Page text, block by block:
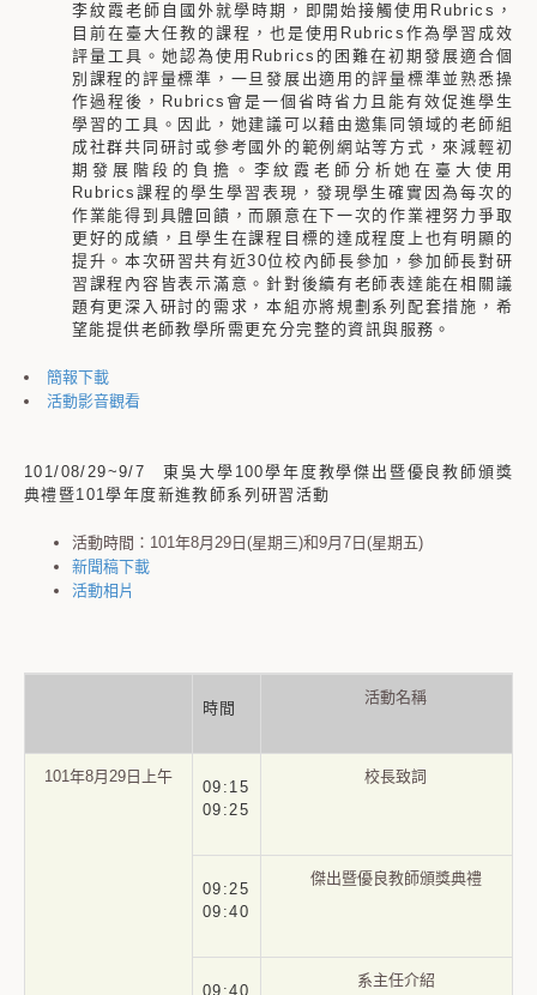
李紋霞老師自國外就學時期，即開始接觸使用Rubrics，
目前在臺大任教的課程，也是使用Rubrics作為學習成效
評量工具。她認為使用Rubrics的困難在初期發展適合個
別課程的評量標準，一旦發展出適用的評量標準並熟悉操
作過程後，Rubrics會是一個省時省力且能有效促進學生
學習的工具。因此，她建議可以藉由邀集同領域的老師組
成社群共同研討或參考國外的範例網站等方式，來減輕初
期發展階段的負擔。李紋霞老師分析她在臺大使用
Rubrics課程的學生學習表現，發現學生確實因為每次的
作業能得到具體回饋，而願意在下一次的作業裡努力爭取
更好的成績，且學生在課程目標的達成程度上也有明顯的
提升。本次研習共有近30位校內師長參加，參加師長對研
習課程內容皆表示滿意。針對後續有老師表達能在相關議
題有更深入研討的需求，本組亦將規劃系列配套措施，希
望能提供老師教學所需更充分完整的資訊與服務。
簡報下載
活動影音觀看
101/08/29~9/7 東吳大學100學年度教學傑出暨優良教師頒獎
典禮暨101學年度新進教師系列研習活動
活動時間：101年8月29日(星期三)和9月7日(星期五)
新聞稿下載
活動相片
時間
活動名稱
101年8月29日上午
09:15
09:25
校長致詞
09:25
09:40
傑出暨優良教師頒獎典禮
09:40
系主任介紹